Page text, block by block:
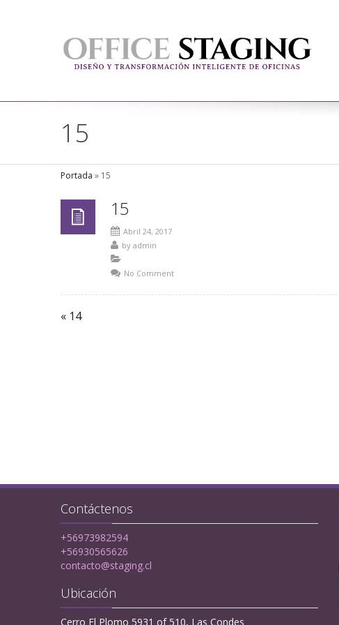
15
Portada » 15
15
Abril 24, 2017
by admin
No Comment
« 14
Contáctenos
+56973982594
+56930565626
contacto@staging.cl
Ubicación
Cerro El Plomo 5931 of 510, Las Condes